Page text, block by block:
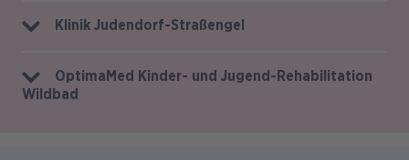
Klinik Judendorf-Straßengel
OptimaMed Kinder- und Jugend-Rehabilitation
Wildbad